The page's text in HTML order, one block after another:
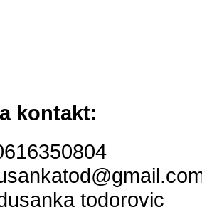
kontakt:
todorovic